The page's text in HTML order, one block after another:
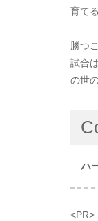
育て
勝つ
試合
の世
ハ
<PR>